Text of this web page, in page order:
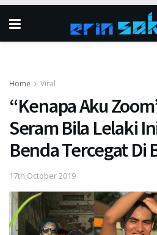
Home Viral
“Kenapa Aku
Seram Bila Lelaki
Benda Tercegat Di
17th October 2019